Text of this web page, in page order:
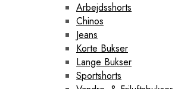
Arbejdsshorts
Chinos
Jeans
Korte Bukser
Lange Bukser
Sportshorts